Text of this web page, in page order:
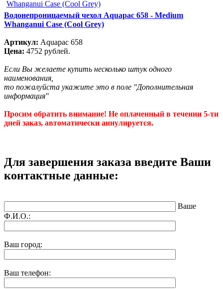
Водонепроницаемый чехол Aquapac 658 - Medium
Whanganui Case (Cool Grey)
Артикул: Aquapac 658
Цена: 4752 рублей.
Если Вы желаете купить несколько штук одного
наименования,
то пожалуйста укажите это в поле "Дополнительная
информация"
Просим обратить внимание! Не оплаченный в течении 5-ти
дней заказ, автоматически аннулируется.
Для завершения заказа введите Ваши
контактные данные:
Ваше
Ф.И.О.:
Ваш город:
Ваш телефон: